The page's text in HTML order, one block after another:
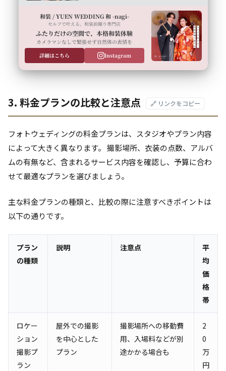
和装 / YUEN WEDDING 和 -nagi-
セルフで叶える、和装前撮り専門店
ふたりだけの空間で、本格和装体験
カメラマンなしで緊張せず自然体の表情を
詳細はこちら
Instagram
3. 料金プランの比較と注意点 🔗 リンクをコピー
フォトウェディングの料金プランは、スタジオやプラン内容
によって大きく異なります。 撮影場所、衣装の点数、アルバ
ムの有無など、含まれるサービス内容を確認し、予算に合わ
せて最適なプランを選びましょう。
主な料金プランの種類と、比較の際に注意すべきポイントは
以下の通りです。
プラン
の種類
説明 注意点
平
均
価
格
帯
ロケー
ション
撮影プ
ラン
屋外での撮影
を中心とした
プラン
撮影場所への移動費
用、入場料などが別
途かかる場合も
2
0
万
円